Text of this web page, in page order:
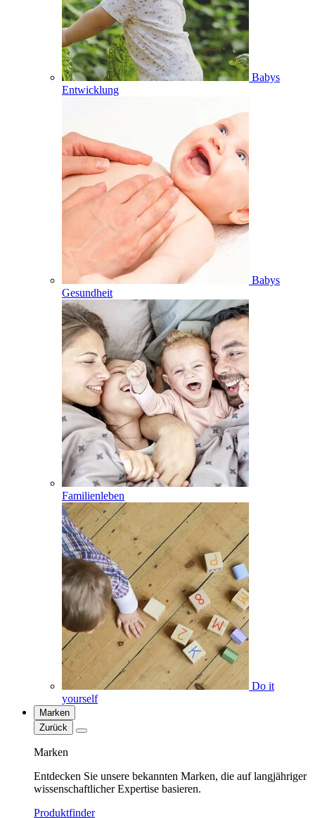
Babys
Entwicklung
Babys
Gesundheit
Familienleben
Do it
yourself
Marken
Zurück
Marken
Entdecken Sie unsere bekannten Marken, die auf langjähriger
wissenschaftlicher Expertise basieren.
Produktfinder